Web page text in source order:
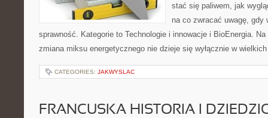
stać się paliwem, jak
na co zwracać uwagę, gdy
sprawność. Kategorie to Technologie i innowacje i BioEnergia.
zmiana miksu energetycznego nie dzieje się wyłącznie w
CATEGORIES: JAKWYSLAC
FRANCUSKA HISTORIA I